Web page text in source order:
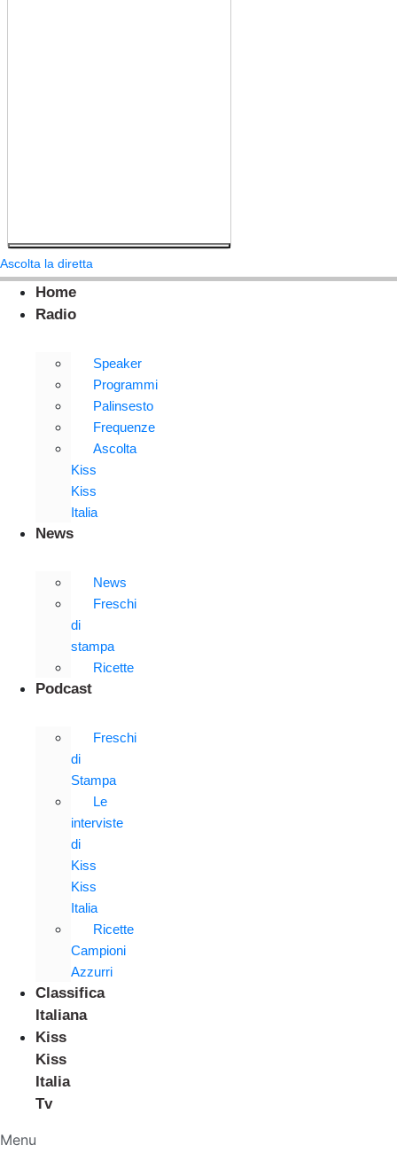
Ascolta la diretta
Home
Radio
Speaker
Programmi
Palinsesto
Frequenze
Ascolta
Kiss
Kiss
Italia
News
News
Freschi
di
stampa
Ricette
Podcast
Freschi
di
Stampa
Le
interviste
di
Kiss
Kiss
Italia
Ricette
Campioni
Azzurri
Classifica
Italiana
Kiss
Kiss
Italia
Tv
Menu